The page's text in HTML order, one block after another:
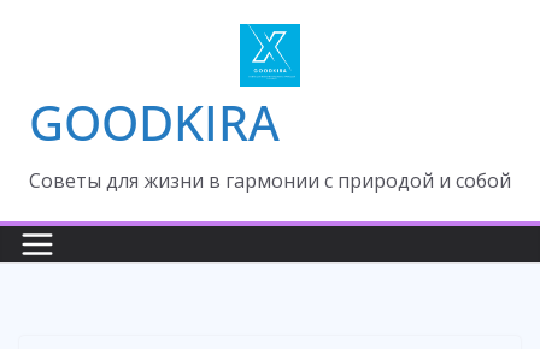
GOODKIRA
Cоветы для жизни в гармонии с природой и собой